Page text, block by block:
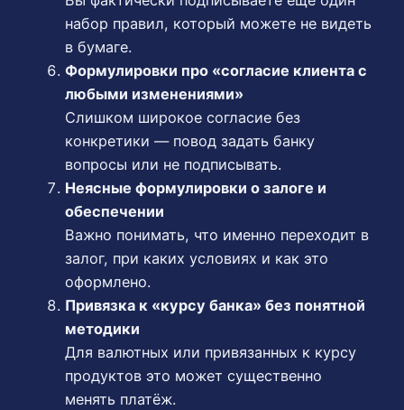
набор правил, который можете не видеть
в бумаге.
Формулировки про «согласие клиента с
любыми изменениями»
Слишком широкое согласие без
конкретики — повод задать банку
вопросы или не подписывать.
Неясные формулировки о залоге и
обеспечении
Важно понимать, что именно переходит в
залог, при каких условиях и как это
оформлено.
Привязка к «курсу банка» без понятной
методики
Для валютных или привязанных к курсу
продуктов это может существенно
менять платёж.